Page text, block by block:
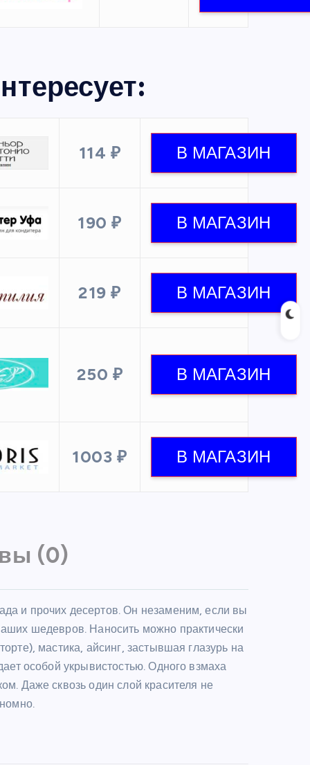
114 ₽
190 ₽
219 ₽
250 ₽
1003 ₽
(0)
и прочих десертов. Он незаменим, если вы
шедевров. Наносить можно практически
мастика, айсинг, застывшая глазурь на
особой укрывистостью. Одного взмаха
Даже сквозь один слой красителя не